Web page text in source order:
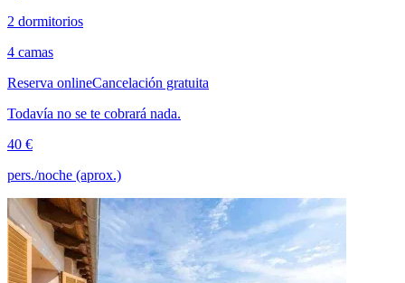
2 dormitorios
4 camas
Reserva onlineCancelación gratuita
Todavía no se te cobrará nada.
40 €
pers./noche (aprox.)